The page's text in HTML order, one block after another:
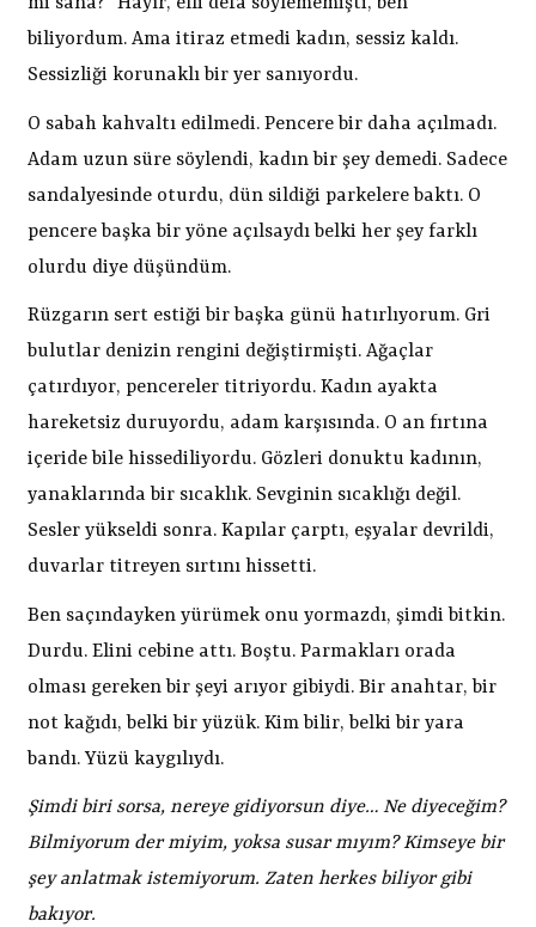
biliyordum. Ama itiraz etmedi kadın, sessiz kaldı.
Sessizliği korunaklı bir yer sanıyordu.
O sabah kahvaltı edilmedi. Pencere bir daha açılmadı.
Adam uzun süre söylendi, kadın bir şey demedi. Sadece
sandalyesinde oturdu, dün sildiği parkelere baktı. O
pencere başka bir yöne açılsaydı belki her şey farklı
olurdu diye düşündüm.
Rüzgarın sert estiği bir başka günü hatırlıyorum. Gri
bulutlar denizin rengini değiştirmişti. Ağaçlar
çatırdıyor, pencereler titriyordu. Kadın ayakta
hareketsiz duruyordu, adam karşısında. O an fırtına
içeride bile hissediliyordu. Gözleri donuktu kadının,
yanaklarında bir sıcaklık. Sevginin sıcaklığı değil.
Sesler yükseldi sonra. Kapılar çarptı, eşyalar devrildi,
duvarlar titreyen sırtını hissetti.
Ben saçındayken yürümek onu yormazdı, şimdi bitkin.
Durdu. Elini cebine attı. Boştu. Parmakları orada
olması gereken bir şeyi arıyor gibiydi. Bir anahtar, bir
not kağıdı, belki bir yüzük. Kim bilir, belki bir yara
bandı. Yüzü kaygılıydı.
Şimdi biri sorsa, nereye gidiyorsun diye… Ne diyeceğim?
Bilmiyorum der miyim, yoksa susar mıyım? Kimseye bir
şey anlatmak istemiyorum. Zaten herkes biliyor gibi
bakıyor.